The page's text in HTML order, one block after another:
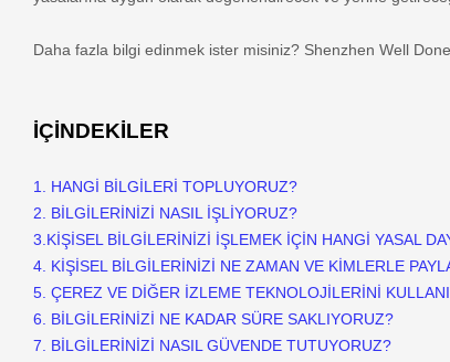
Daha fazla bilgi edinmek ister misiniz? Shenzhen Well
İÇİNDEKİLER
1. HANGİ BİLGİLERİ TOPLUYORUZ?
2. BİLGİLERİNİZİ NASIL İŞLİYORUZ?
3. KİŞİSEL BİLGİLERİNİZİ İŞLEMEK İÇİN HANGİ YASAL
4. KİŞİSEL BİLGİLERİNİZİ NE ZAMAN VE KİMLERLE
5. ÇEREZ VE DİĞER İZLEME TEKNOLOJİLERİNİ
6. BİLGİLERİNİZİ NE KADAR SÜRE SAKLIYORUZ?
7. BİLGİLERİNİZİ NASIL GÜVENDE TUTUYORUZ?